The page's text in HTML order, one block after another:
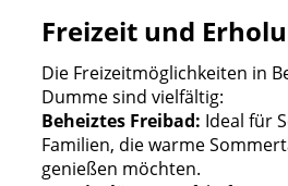
Freizeit und
Die Freizeitmöglichkeiten in
Dumme sind vielfältig:
Beheiztes Freibad: Ideal für
Familien, die warme
genießen möchten.